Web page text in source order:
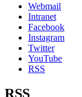
Webmail
Intranet
Facebook
Instagram
Twitter
YouTube
RSS
RSS